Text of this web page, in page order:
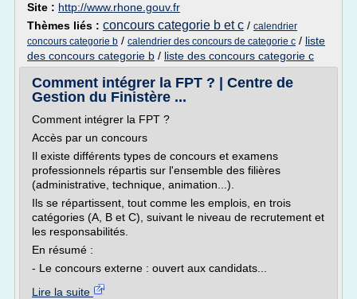
Site : http://www.rhone.gouv.fr
Thèmes liés : concours categorie b et c / calendrier
concours categorie b / calendrier des concours de categorie c / liste
des concours categorie b / liste des concours categorie c
Comment intégrer la FPT ? | Centre de
Gestion du Finistère ...
Comment intégrer la FPT ?
Accès par un concours
Il existe différents types de concours et examens
professionnels répartis sur l'ensemble des filières
(administrative, technique, animation...).
Ils se répartissent, tout comme les emplois, en trois
catégories (A, B et C), suivant le niveau de recrutement et
les responsabilités.
En résumé :
- Le concours externe : ouvert aux candidats...
Lire la suite